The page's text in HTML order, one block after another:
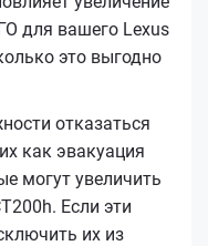
для вашего Lexus
это выгодно
отказаться
как эвакуация
могут увеличить
Если эти
их из